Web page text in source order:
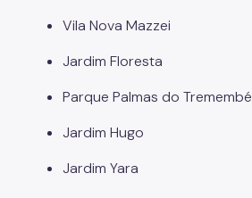
Vila Nova Mazzei
Jardim Floresta
Parque Palmas do Tremembé
Jardim Hugo
Jardim Yara